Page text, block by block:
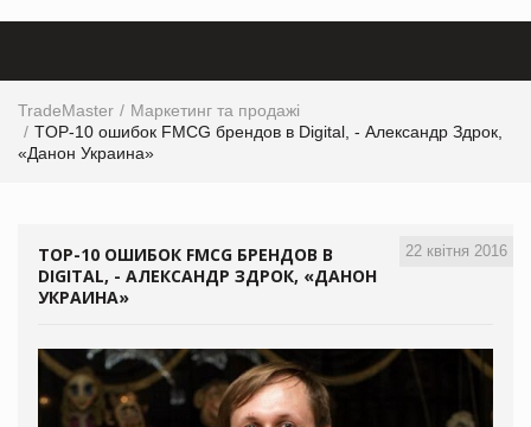
TradeMaster
Маркетинг та продажі
TOP-10 ошибок FMCG брендов в Digital, - Александр Здрок,
«Данон Украина»
22 квітня 2016
TOP-10 ОШИБОК FMCG БРЕНДОВ В
DIGITAL, - АЛЕКСАНДР ЗДРОК, «ДАНОН
УКРАИНА»